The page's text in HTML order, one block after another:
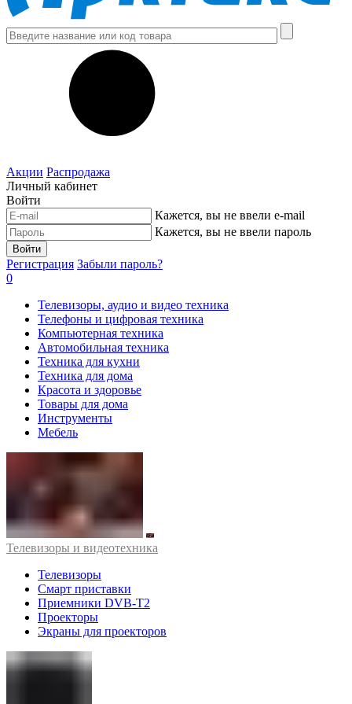
Акции Распродажа
Личный кабинет
Войти
Кажется, вы не ввели e-mail
Кажется, вы не ввели пароль
Войти
Регистрация Забыли пароль?
0
Телевизоры, аудио и видео техника
Телефоны и цифровая техника
Компьютерная техника
Автомобильная техника
Техника для кухни
Техника для дома
Красота и здоровье
Товары для дома
Инструменты
Мебель
Телевизоры и видеотехника
Телевизоры
Смарт приставки
Приемники DVB-T2
Проекторы
Экраны для проекторов